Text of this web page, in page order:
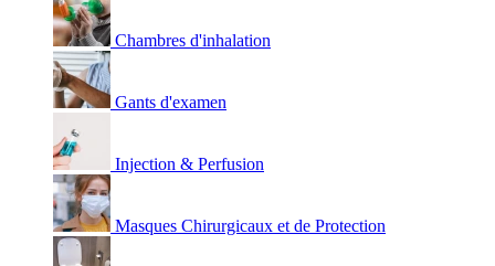
Chambres d'inhalation
Gants d'examen
Injection & Perfusion
Masques Chirurgicaux et de Protection